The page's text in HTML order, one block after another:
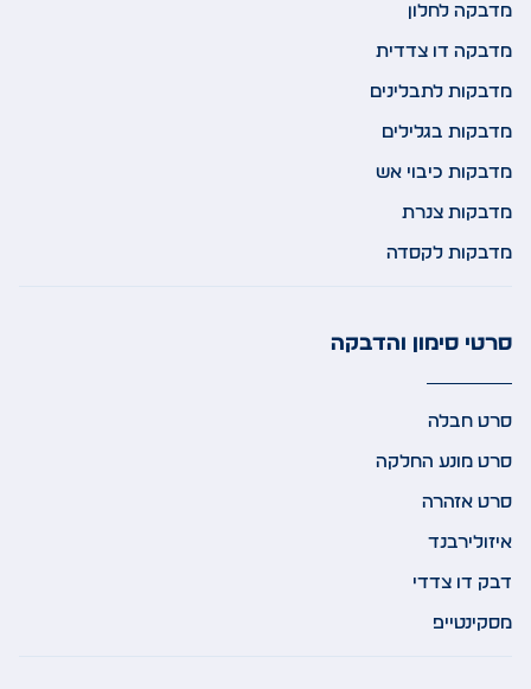
מדבקה לחלון
מדבקה דו צדדית
מדבקות לתבלינים
מדבקות בגלילים
מדבקות כיבוי אש
מדבקות צנרת
מדבקות לקסדה
סרטי סימון והדבקה
סרט חבלה
סרט מונע החלקה
סרט אזהרה
איזולירבנד
דבק דו צדדי
מסקינטייפ